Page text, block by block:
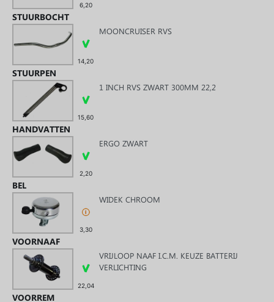
6,20
STUURBOCHT
14,20
MOONCRUISER RVS
STUURPEN
15,60
1 INCH RVS ZWART 300MM 22,2
HANDVATTEN
2,20
ERGO ZWART
BEL
3,30
WIDEK CHROOM
VOORNAAF
22,04
VRIJLOOP NAAF I.C.M. KEUZE BATTERIJ
VERLICHTING
VOORREM